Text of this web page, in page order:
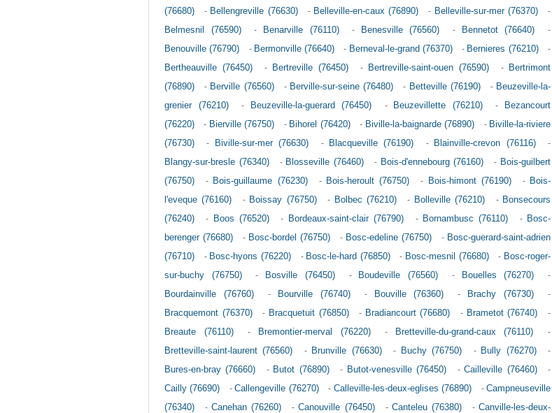
(76680)
- Bellengreville (76630) - Belleville-en-caux (76890) - Belleville-sur-mer (76370)
-
Belmesnil (76590)
- Benarville (76110) - Benesville (76560) - Bennetot (76640)
-
Benouville (76790)
- Bermonville (76640) - Berneval-le-grand (76370) - Bernieres (76210)
-
Bertheauville (76450)
- Bertreville (76450) - Bertreville-saint-ouen (76590) -
Bertrimont
(76890)
- Berville (76560) - Berville-sur-seine (76480) - Betteville (76190) - Beuzeville-la-
grenier (76210)
- Beuzeville-la-guerard (76450) - Beuzevillette (76210) -
Bezancourt
(76220)
- Bierville (76750) - Bihorel (76420) - Biville-la-baignarde (76890) - Biville-la-riviere
(76730)
- Biville-sur-mer (76630) - Blacqueville (76190) - Blainville-crevon (76116)
-
Blangy-sur-bresle (76340)
- Blosseville (76460) - Bois-d'ennebourg (76160) - Bois-guilbert
(76750)
- Bois-guillaume (76230) - Bois-heroult (76750) - Bois-himont (76190) - Bois-
l'eveque (76160)
- Boissay (76750) - Bolbec (76210) - Bolleville (76210) - Bonsecours
(76240)
- Boos (76520) - Bordeaux-saint-clair (76790) - Bornambusc (76110) - Bosc-
berenger (76680)
- Bosc-bordel (76750) - Bosc-edeline (76750) - Bosc-guerard-saint-adrien
(76710)
- Bosc-hyons (76220) - Bosc-le-hard (76850) - Bosc-mesnil (76680) - Bosc-roger-
sur-buchy (76750)
- Bosville (76450) - Boudeville (76560) - Bouelles (76270)
-
Bourdainville (76760)
- Bourville (76740) - Bouville (76360) - Brachy (76730)
-
Bracquemont (76370)
- Bracquetuit (76850) - Bradiancourt (76680) - Brametot (76740)
-
Breaute (76110)
- Bremontier-merval (76220) - Bretteville-du-grand-caux (76110)
-
Bretteville-saint-laurent (76560)
- Brunville (76630) - Buchy (76750) - Bully (76270)
-
Bures-en-bray (76660)
- Butot (76890) - Butot-venesville (76450) -Cailleville (76460)
-
Cailly (76690)
-Callengeville (76270) - Calleville-les-deux-eglises (76890) -Campneuseville
(76340)
-Canehan (76260) -Canouville (76450) - Canteleu (76380) -Canville-les-deux-